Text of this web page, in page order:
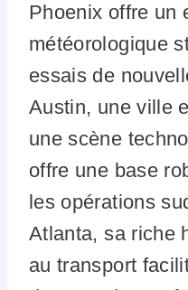
Phoenix offre un
météorologique
essais de
Austin, une ville
une scène
offre une base
les opérations
Atlanta, sa riche
au transport